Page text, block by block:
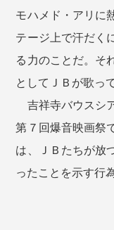
モハメド・アリに
テージ上で汗だく
る力のことだ。そ
としてＪＢが歌っ
吉祥寺バウスシ
第７回爆音映画祭
は、ＪＢたちが放
ったことを示す行